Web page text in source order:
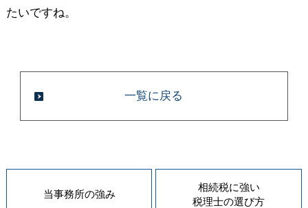
たいですね。
一覧に戻る
当事務所の強み
相続税に強い
税理士の選び方